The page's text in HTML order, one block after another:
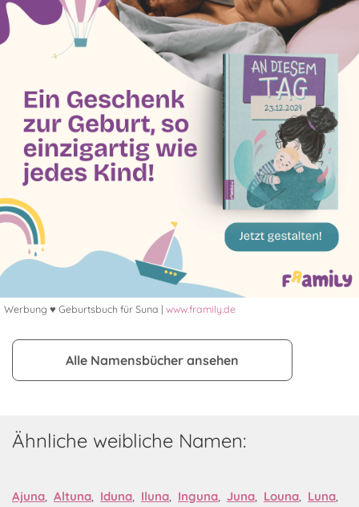
Werbung ♥ Geburtsbuch für Suna | www.framily.de
Alle Namensbücher ansehen
Ähnliche weibliche Namen:
Ajuna, Altuna, Iduna, Iluna, Inguna, Juna, Louna, Luna,